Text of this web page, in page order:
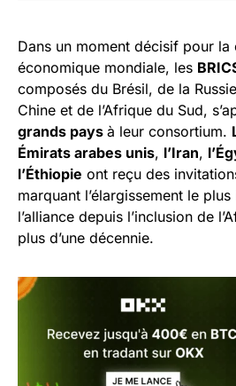
Dans un moment décisif pour
économique mondiale, les
composés du Brésil, de la
Chine et de l’Afrique du Sud,
grands pays à leur consortium.
Émirats arabes unis, l’Iran,
l’Éthiopie ont reçu des
marquant l’élargissement le
l’alliance depuis l’inclusion de
plus d’une décennie.